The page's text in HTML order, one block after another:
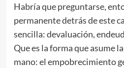
Habría que preguntarse,
permanente detrás de este
sencilla: devaluación,
Que es la forma que asume
mano: el empobrecimiento